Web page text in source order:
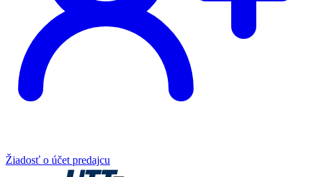
Žiadosť o účet predajcu